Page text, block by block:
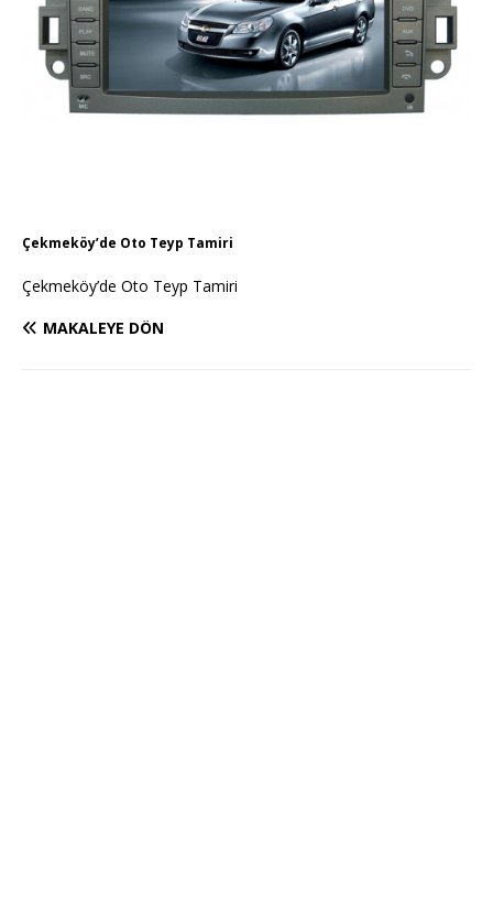
Çekmeköy’de Oto Teyp Tamiri
Çekmeköy’de Oto Teyp Tamiri
MAKALEYE DÖN